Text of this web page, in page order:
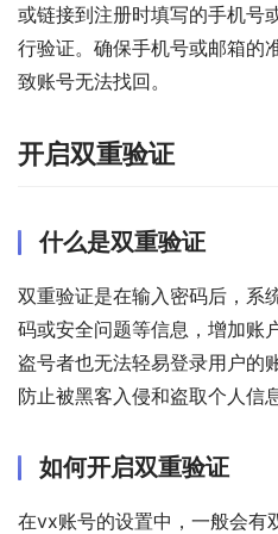
或链接到注册时填写的手机号
行验证。确保手机号或邮箱的
致账号无法找回。
开启双重验证
什么是双重验证
双重验证是在输入密码后，系
码或安全问题等信息，增加账
盗号者也无法轻易登录用户的
防止被黑客入侵和盗取个人信息
如何开启双重验证
在vx账号的设置中，一般会有